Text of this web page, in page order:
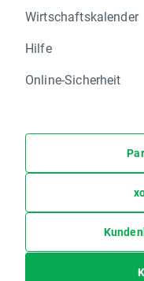
Wirtschaftskalender
Hilfe
Online-Sicherheit